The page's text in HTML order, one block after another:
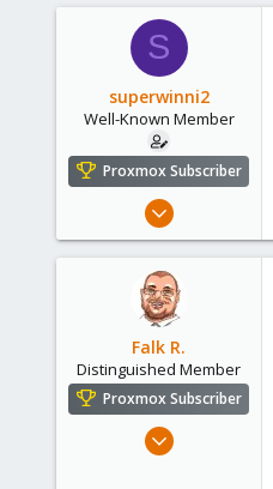
2,916
S
superwinni2
Well-Known Member
Proxmox Subscriber
Oct 21, 2019
8
Falk R.
Distinguished Member
Proxmox Subscriber
Aug 2, 2021